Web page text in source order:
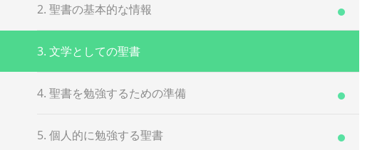
2. 聖書の基本的な情報
3. 文学としての聖書
4. 聖書を勉強するための準備
5. 個人的に勉強する聖書